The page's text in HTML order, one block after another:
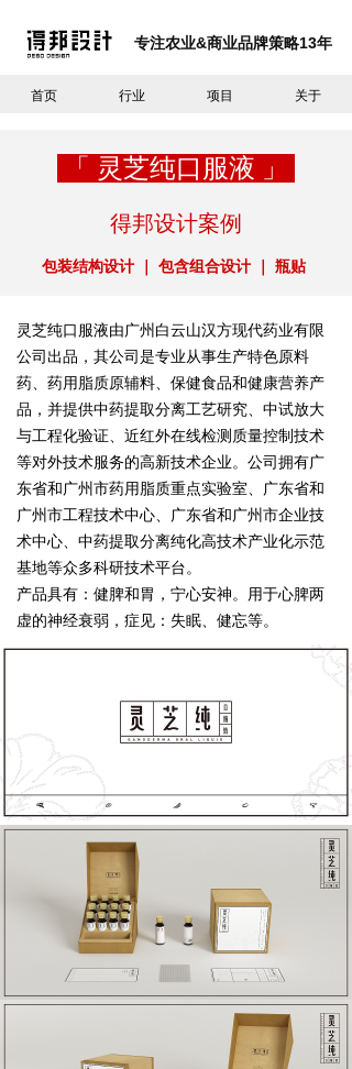
首页 行业 项目 关于
专注农业&商业品牌策略13年
灵芝纯口服液由广州白云山汉方现代药业有限
公司出品，其公司是专业从事生产特色原料
药、药用脂质原辅料、保健食品和健康营养产
品，并提供中药提取分离工艺研究、中试放大
与工程化验证、近红外在线检测质量控制技术
等对外技术服务的高新技术企业。公司拥有广
东省和广州市药用脂质重点实验室、广东省和
广州市工程技术中心、广东省和广州市企业技
术中心、中药提取分离纯化高技术产业化示范
基地等众多科研技术平台。
产品具有：健脾和胃，宁心安神。用于心脾两
虚的神经衰弱，症见：失眠、健忘等。
「 灵芝纯口服液 」
得邦设计案例
包装结构设计 ｜ 包含组合设计 ｜ 瓶贴